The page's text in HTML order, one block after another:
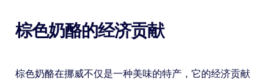
棕色奶酪的经济贡献
棕色奶酪在挪威不仅是一种美味的特产，它的经济贡献